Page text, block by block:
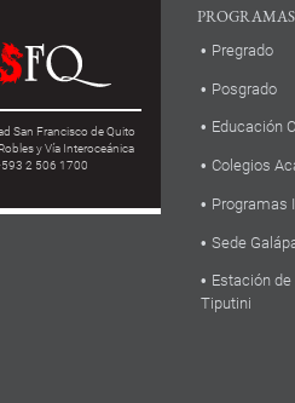
San Francisco de Quito
y Vía Interoceánica
2 506 1700
Pregrado
Posgrado
Educación
Colegios
Programas
Sede
Estación
Tiputini